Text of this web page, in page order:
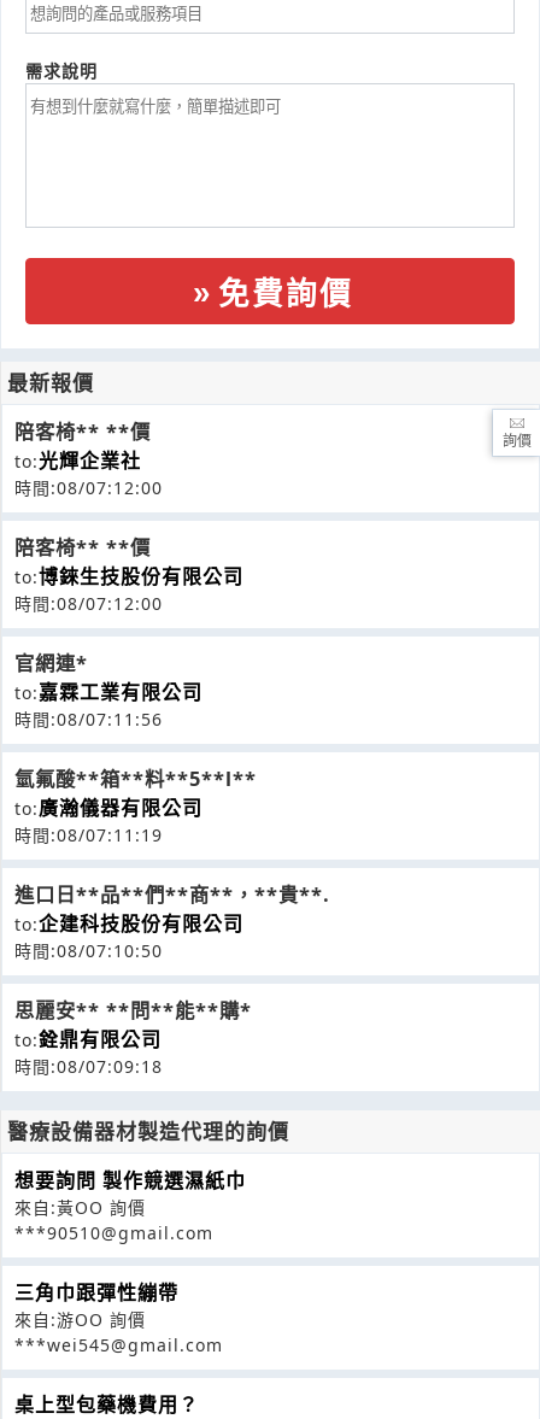
需求說明
免費詢價
最新報價
陪客椅** **價
to:光輝企業社
時間:08/07:12:00
陪客椅** **價
to:博錸生技股份有限公司
時間:08/07:12:00
官網連*
to:嘉霖工業有限公司
時間:08/07:11:56
氫氟酸**箱**料**5**l**
to:廣瀚儀器有限公司
時間:08/07:11:19
進口日**品**們**商**，**貴**.
to:企建科技股份有限公司
時間:08/07:10:50
思麗安** **問**能**購*
to:銓鼎有限公司
時間:08/07:09:18
醫療設備器材製造代理的詢價
想要詢問 製作競選濕紙巾
來自:黃OO 詢價
***90510@gmail.com
三角巾跟彈性繃帶
來自:游OO 詢價
***wei545@gmail.com
桌上型包藥機費用？
詢價